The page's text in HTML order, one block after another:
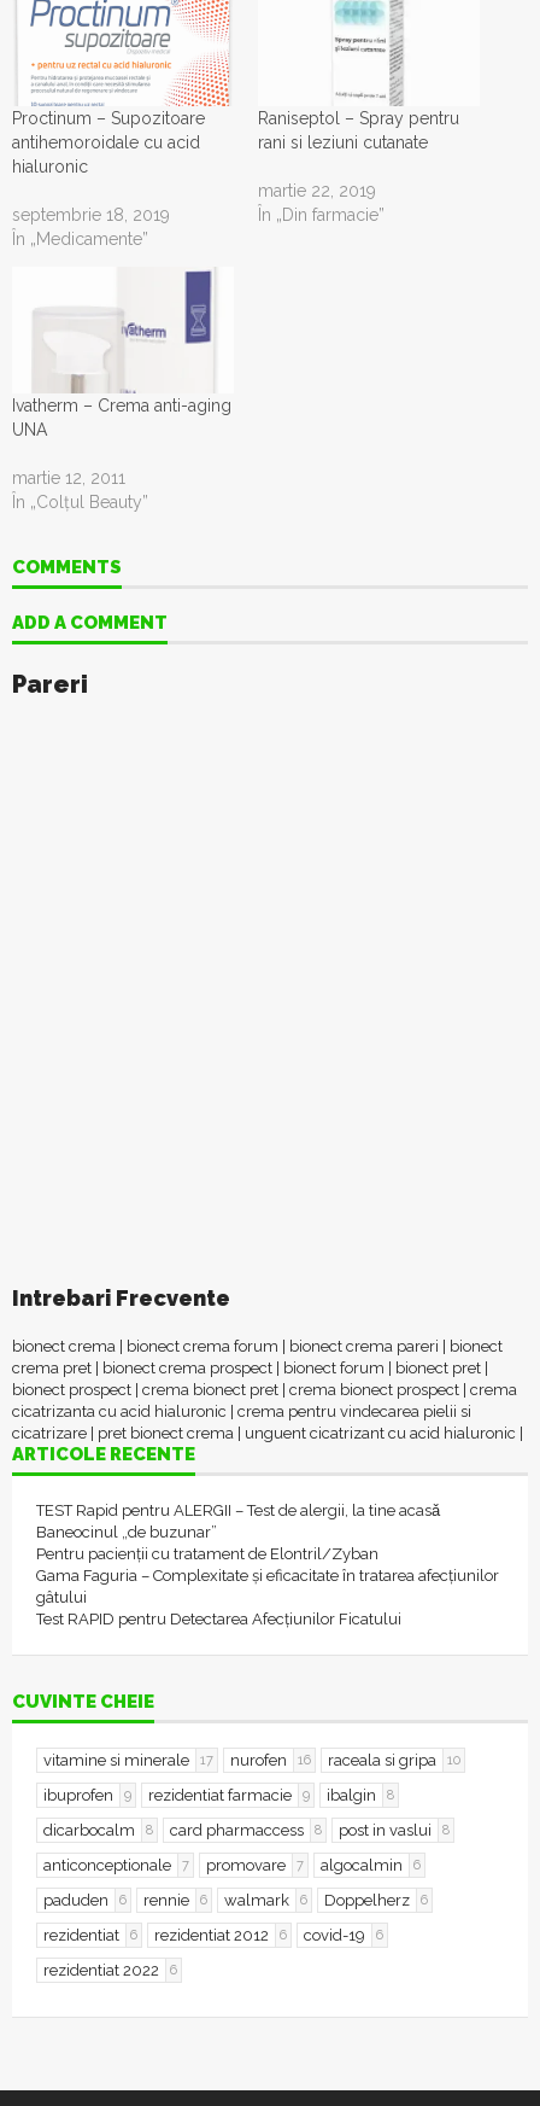
Proctinum – Supozitoare
antihemoroidale cu acid
hialuronic
septembrie 18, 2019
În „Medicamente”
Raniseptol – Spray pentru
rani si leziuni cutanate
martie 22, 2019
În „Din farmacie”
Ivatherm – Crema anti-aging
UNA
martie 12, 2011
În „Colţul Beauty”
COMMENTS
ADD A COMMENT
Pareri
Intrebari Frecvente
bionect crema bionect crema forum bionect crema pareri
bionect
crema pret
bionect crema prospect bionect forum bionect pret
bionect prospect crema bionect pret crema bionect prospect crema
cicatrizanta cu acid hialuronic
crema pentru vindecarea pielii si
cicatrizare
pret bionect crema unguent cicatrizant cu acid hialuronic
ARTICOLE RECENTE
TEST Rapid pentru ALERGII – Test de alergii, la tine acasǎ
Baneocinul „de buzunar”
Pentru pacienții cu tratament de Elontril/Zyban
Gama Faguria – Complexitate și eficacitate în tratarea afecțiunilor
gâtului
Test RAPID pentru Detectarea Afecțiunilor Ficatului
CUVINTE CHEIE
vitamine si minerale 17 nurofen 16 raceala si gripa 10
ibuprofen 9 rezidentiat farmacie 9 ibalgin 8
dicarbocalm 8 card pharmaccess 8 post in vaslui 8
anticonceptionale 7 promovare 7 algocalmin 6
paduden 6 rennie 6 walmark 6 Doppelherz 6
rezidentiat 6 rezidentiat 2012 6 covid-19 6
rezidentiat 2022 6